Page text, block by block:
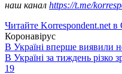
наш канал https://t.me/
Читайте Korrespondent.net в
Коронавірус
В Україні вперше виявили
В Україні за тиждень різко
19